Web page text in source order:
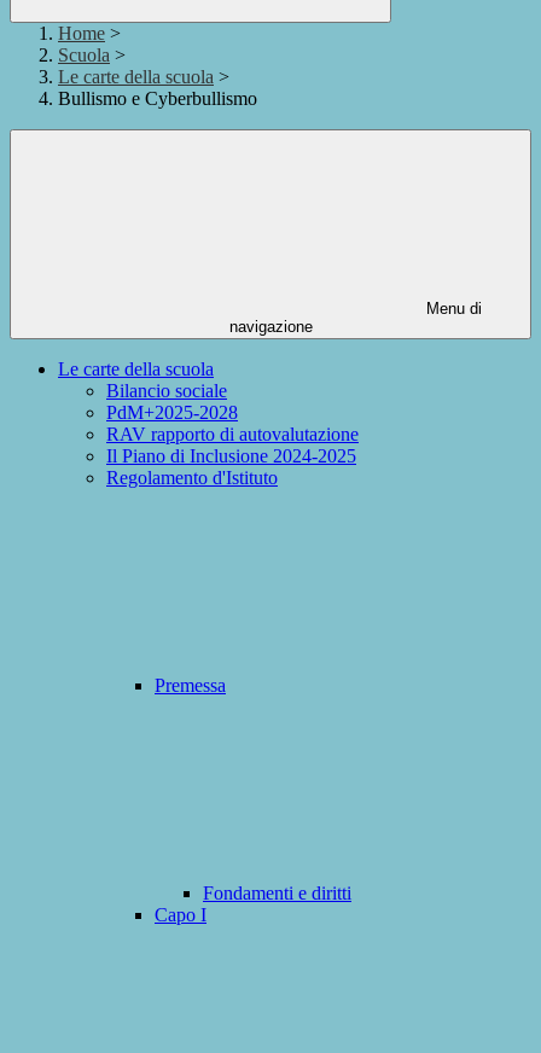
Home >
Scuola >
Le carte della scuola >
Bullismo e Cyberbullismo
Menu di
navigazione
Le carte della scuola
Bilancio sociale
PdM+2025-2028
RAV rapporto di autovalutazione
Il Piano di Inclusione 2024-2025
Regolamento d'Istituto
Premessa
Fondamenti e diritti
Capo I